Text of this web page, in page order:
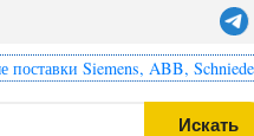
поставки Siemens, ABB,
Искать